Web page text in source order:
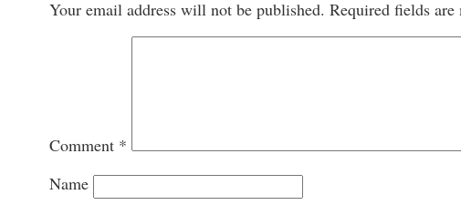
Your email address will not be published. Required fields are
Comment *
Name